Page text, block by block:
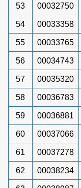
53 00032750
54 00033358
55 00033765
56 00034743
57 00035320
58 00036783
59 00036881
60 00037066
61 00037278
62 00038234